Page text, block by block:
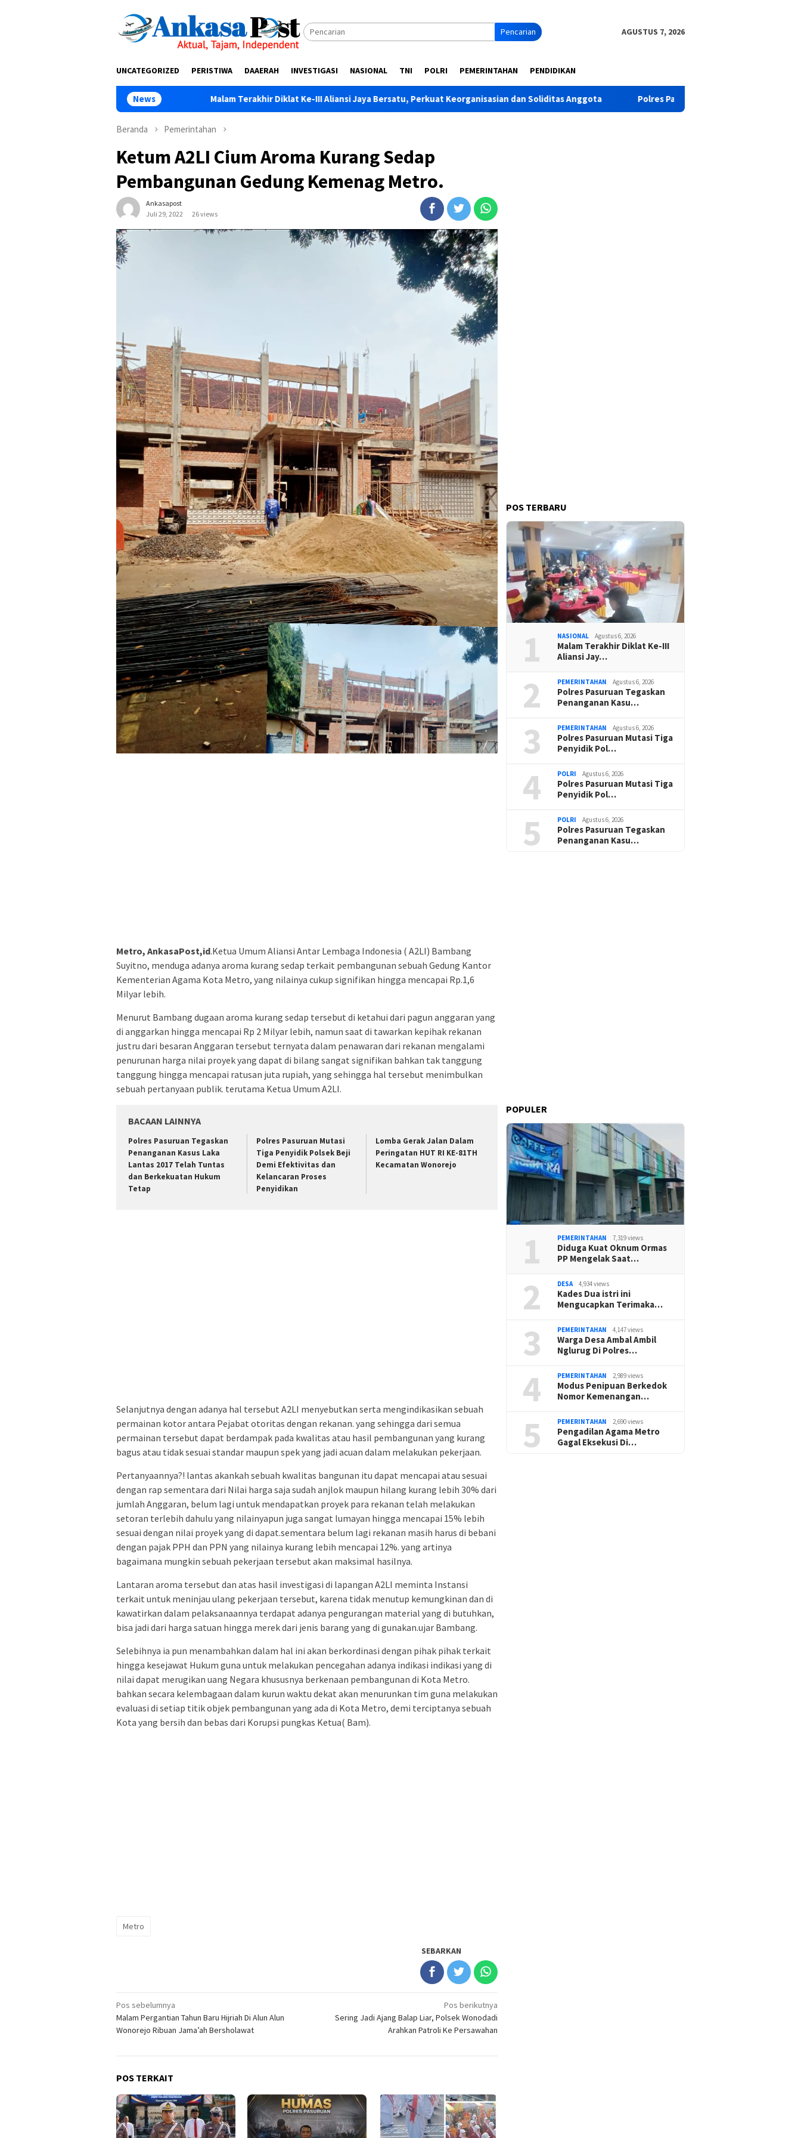
Pencarian AGUSTUS 7, 2026
UNCATEGORIZED PERISTIWA DAAERAH INVESTIGASI NASIONAL TNI POLRI PEMERINTAHAN PENDIDIKAN
News
Malam Terakhir Diklat Ke-III Aliansi Jaya Bersatu, Perkuat Keorganisasian dan Soliditas Anggota Polres Pasuruan Tegaskan Penanganan Kasus Laka Lantas
Beranda Pemerintahan
Ketum A2LI Cium Aroma Kurang Sedap
Pembangunan Gedung Kemenag Metro.
Ankasapost
Juli 29, 2022
26 views
Metro, AnkasaPost,id.Ketua Umum Aliansi Antar Lembaga Indonesia ( A2LI) Bambang
Suyitno, menduga adanya aroma kurang sedap terkait pembangunan sebuah Gedung Kantor
Kementerian Agama Kota Metro, yang nilainya cukup signifikan hingga mencapai Rp.1,6
Milyar lebih.
Menurut Bambang dugaan aroma kurang sedap tersebut di ketahui dari pagun anggaran yang
di anggarkan hingga mencapai Rp 2 Milyar lebih, namun saat di tawarkan kepihak rekanan
justru dari besaran Anggaran tersebut ternyata dalam penawaran dari rekanan mengalami
penurunan harga nilai proyek yang dapat di bilang sangat signifikan bahkan tak tanggung
tanggung hingga mencapai ratusan juta rupiah, yang sehingga hal tersebut menimbulkan
sebuah pertanyaan publik. terutama Ketua Umum A2LI.
BACAAN LAINNYA
Polres Pasuruan Tegaskan
Penanganan Kasus Laka
Lantas 2017 Telah Tuntas
dan Berkekuatan Hukum
Tetap
Polres Pasuruan Mutasi
Tiga Penyidik Polsek Beji
Demi Efektivitas dan
Kelancaran Proses
Penyidikan
Lomba Gerak Jalan Dalam
Peringatan HUT RI KE-81TH
Kecamatan Wonorejo
Selanjutnya dengan adanya hal tersebut A2LI menyebutkan serta mengindikasikan sebuah
permainan kotor antara Pejabat otoritas dengan rekanan. yang sehingga dari semua
permainan tersebut dapat berdampak pada kwalitas atau hasil pembangunan yang kurang
bagus atau tidak sesuai standar maupun spek yang jadi acuan dalam melakukan pekerjaan.
Pertanyaannya?! lantas akankah sebuah kwalitas bangunan itu dapat mencapai atau sesuai
dengan rap sementara dari Nilai harga saja sudah anjlok maupun hilang kurang lebih 30% dari
jumlah Anggaran, belum lagi untuk mendapatkan proyek para rekanan telah melakukan
setoran terlebih dahulu yang nilainyapun juga sangat lumayan hingga mencapai 15% lebih
sesuai dengan nilai proyek yang di dapat.sementara belum lagi rekanan masih harus di bebani
dengan pajak PPH dan PPN yang nilainya kurang lebih mencapai 12%. yang artinya
bagaimana mungkin sebuah pekerjaan tersebut akan maksimal hasilnya.
Lantaran aroma tersebut dan atas hasil investigasi di lapangan A2LI meminta Instansi
terkait untuk meninjau ulang pekerjaan tersebut, karena tidak menutup kemungkinan dan di
kawatirkan dalam pelaksanaannya terdapat adanya pengurangan material yang di butuhkan,
bisa jadi dari harga satuan hingga merek dari jenis barang yang di gunakan.ujar Bambang.
Selebihnya ia pun menambahkan dalam hal ini akan berkordinasi dengan pihak pihak terkait
hingga kesejawat Hukum guna untuk melakukan pencegahan adanya indikasi indikasi yang di
nilai dapat merugikan uang Negara khususnya berkenaan pembangunan di Kota Metro.
bahkan secara kelembagaan dalam kurun waktu dekat akan menurunkan tim guna melakukan
evaluasi di setiap titik objek pembangunan yang ada di Kota Metro, demi terciptanya sebuah
Kota yang bersih dan bebas dari Korupsi pungkas Ketua( Bam).
Metro
SEBARKAN
Navigasi
pos
Pos sebelumnya
Malam Pergantian Tahun Baru Hijriah Di Alun Alun
Wonorejo Ribuan Jama’ah Bersholawat
Pos berikutnya
Sering Jadi Ajang Balap Liar, Polsek Wonodadi
Arahkan Patroli Ke Persawahan
POS TERKAIT
POS TERBARU
1 NASIONAL Agustus 6, 2026
Malam Terakhir Diklat Ke-III
Aliansi Jay…
2 PEMERINTAHAN Agustus 6, 2026
Polres Pasuruan Tegaskan
Penanganan Kasu…
3 PEMERINTAHAN Agustus 6, 2026
Polres Pasuruan Mutasi Tiga
Penyidik Pol…
4 POLRI Agustus 6, 2026
Polres Pasuruan Mutasi Tiga
Penyidik Pol…
5 POLRI Agustus 6, 2026
Polres Pasuruan Tegaskan
Penanganan Kasu…
POPULER
1 PEMERINTAHAN 7,319 views
Diduga Kuat Oknum Ormas
PP Mengelak Saat…
2 DESA 4,934 views
Kades Dua istri ini
Mengucapkan Terimaka…
3 PEMERINTAHAN 4,147 views
Warga Desa Ambal Ambil
Nglurug Di Polres…
4 PEMERINTAHAN 2,989 views
Modus Penipuan Berkedok
Nomor Kemenangan…
5 PEMERINTAHAN 2,690 views
Pengadilan Agama Metro
Gagal Eksekusi Di…